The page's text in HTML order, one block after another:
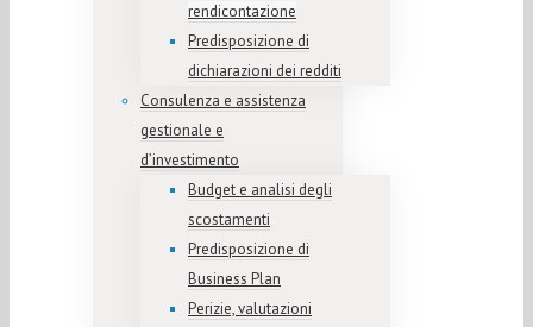
rendicontazione
Predisposizione di
dichiarazioni dei redditi
Consulenza e assistenza
gestionale e
d’investimento
Budget e analisi degli
scostamenti
Predisposizione di
Business Plan
Perizie, valutazioni